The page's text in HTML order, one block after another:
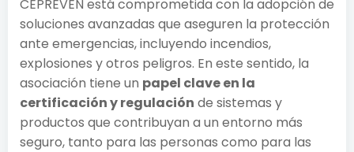
CEPREVEN está comprometida con la adopción de
soluciones avanzadas que aseguren la protección
ante emergencias, incluyendo incendios,
explosiones y otros peligros. En este sentido, la
asociación tiene un papel clave en la
certificación y regulación de sistemas y
productos que contribuyan a un entorno más
seguro, tanto para las personas como para las